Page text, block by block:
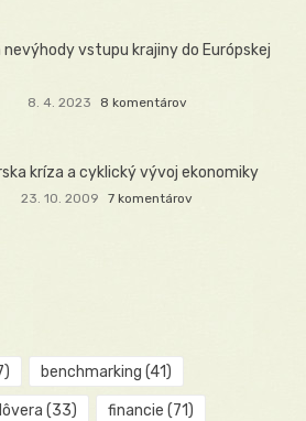
nevýhody vstupu krajiny do Európskej
8. 4. 2023 8 komentárov
kríza a cyklický vývoj ekonomiky
23. 10. 2009 7 komentárov
benchmarking (41)
(33) financie (71)